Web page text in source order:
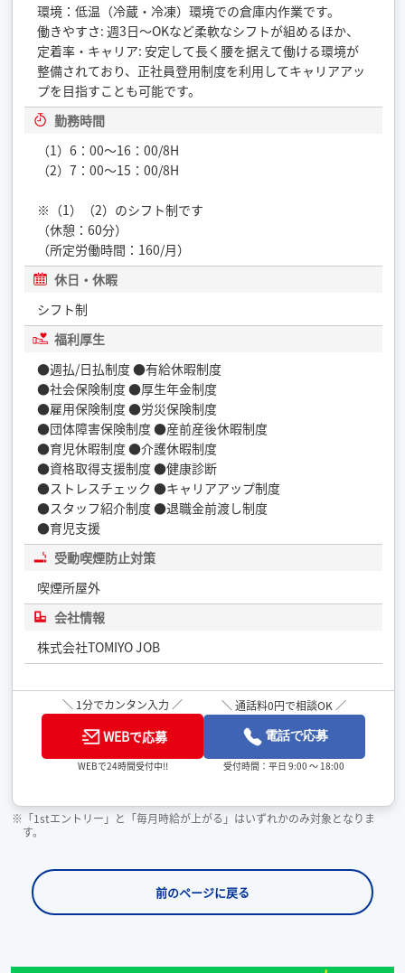
環境：低温（冷蔵・冷凍）環境での倉庫内作業です。
働きやすさ: 週3日〜OKなど柔軟なシフトが組めるほか、
定着率・キャリア: 安定して長く腰を据えて働ける環境が
整備されており、正社員登用制度を利用してキャリアアッ
プを目指すことも可能です。
勤務時間
（1）6：00～16：00/8H
（2）7：00～15：00/8H
※（1）（2）のシフト制です
（休憩：60分）
（所定労働時間：160/月）
休日・休暇
シフト制
福利厚生
●週払/日払制度 ●有給休暇制度
●社会保険制度 ●厚生年金制度
●雇用保険制度 ●労災保険制度
●団体障害保険制度 ●産前産後休暇制度
●育児休暇制度 ●介護休暇制度
●資格取得支援制度 ●健康診断
●ストレスチェック ●キャリアアップ制度
●スタッフ紹介制度 ●退職金前渡し制度
●育児支援
受動喫煙防止対策
喫煙所屋外
会社情報
株式会社TOMIYO JOB
＼ 1分でカンタン入力 ／
WEBで応募
WEBで24時間受付中!!
＼ 通話料0円で相談OK ／
電話で応募
受付時間：平日 9:00 ～ 18:00
※「1stエントリー」と「毎月時給が上がる」はいずれかのみ対象となりま
す。
前のページに戻る